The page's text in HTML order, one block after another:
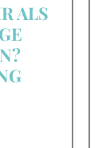
ALS